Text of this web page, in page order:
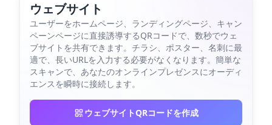
ウェブサイト
ユーザーをホームページ、ランディングページ、キャン
ペーンページに直接誘導するQRコードで、数秒でウェ
ブサイトを共有できます。チラシ、ポスター、名刺に最
適で、長いURLを入力する必要がなくなります。簡単な
スキャンで、あなたのオンラインプレゼンスにオーディ
エンスを瞬時に接続します。
ウェブサイトQRコードを作成